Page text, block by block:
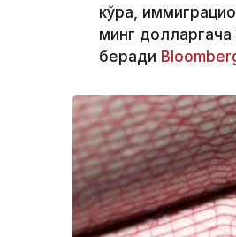
кўра,
минг
беради